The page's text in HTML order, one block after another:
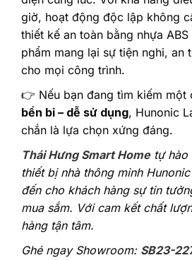
giờ, hoạt động độc lập không
thiết kế an toàn bằng nhựa
phẩm mang lại sự tiện nghi, an
cho mọi công trình.
👉 Nếu bạn đang tìm kiếm một
bền bỉ – dễ sử dụng, Hunonic
chắn là lựa chọn xứng đáng.
Thái Hưng Smart Hometự hào
thiết bị nhà thông minh
đến cho khách hàng sự tin
mua sắm. Với cam kết chất
hàng tận tâm.
Ghé ngay Showroom: SB23-